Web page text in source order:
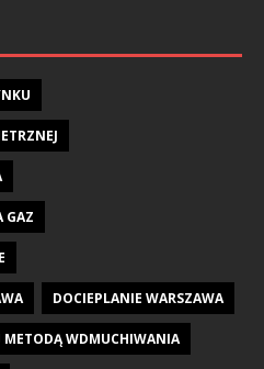
GAZ
DOCIEPLANIE WARSZAWA
METODĄ WDMUCHIWANIA